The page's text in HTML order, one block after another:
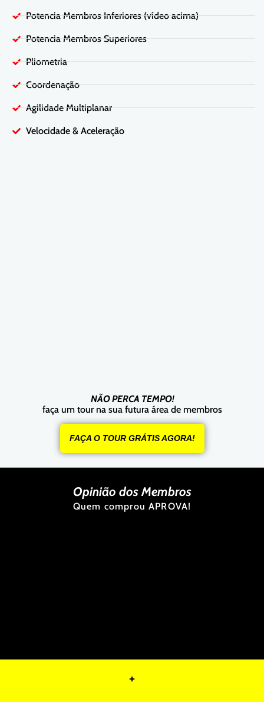
Potencia Membros Inferiores (vídeo acima)
Potencia Membros Superiores
Pliometria
Coordenação
Agilidade Multiplanar
Velocidade & Aceleração
NÃO PERCA TEMPO!
faça um tour na sua futura área de membros
FAÇA O TOUR GRÁTIS AGORA!
Opinião dos Membros
Quem comprou APROVA!